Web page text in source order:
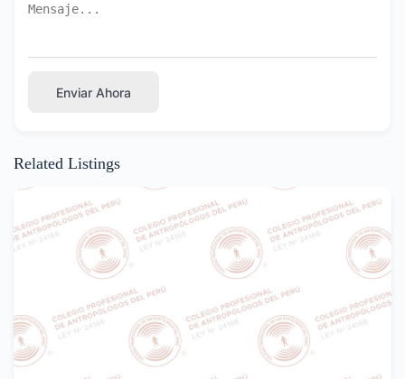
Enviar Ahora
Related Listings